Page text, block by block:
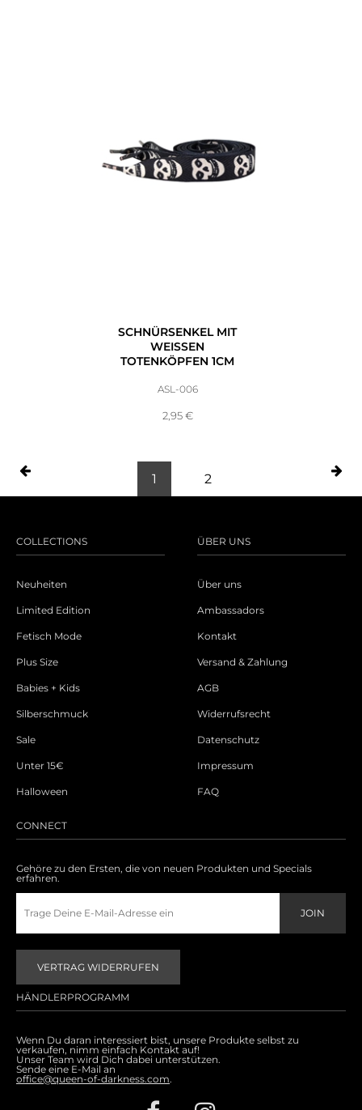
SCHNÜRSENKEL MIT
WEISSEN T
OTENKÖPFEN 1CM
ASL-006
2,95€
1 2
COLLECTIONS
Neuheiten
Limited Edition
Fetisch Mode
Plus Size
Babies + Kids
Silberschmuck
Sale
Unter 15€
Halloween
ÜBER UNS
Über uns
Ambassadors
Kontakt
Versand & Zahlung
AGB
Widerrufsrecht
Datenschutz
Impressum
FAQ
CONNECT
Gehöre zu den Ersten, die von neuen Produkten und Specials
erfahren.
VERTRAG WIDERRUFEN
HÄNDLERPROGRAMM
Wenn Du daran interessiert bist, unsere Produkte selbst zu
verkaufen, nimm einfach Kontakt auf!
Unser Team wird Dich dabei unterstützen.
Sende eine E-Mail an
office@queen-of-darkness.com.